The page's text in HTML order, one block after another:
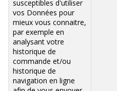
susceptibles d'utiliser
vos Données pour
mieux vous connaitre,
par exemple en
analysant votre
historique de
commande et/ou
historique de
navigation en ligne